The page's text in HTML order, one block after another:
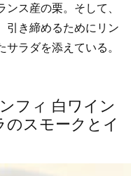
ス産の栗。そして、
引き締めるためにリン
ラダを添えている。
フィ 白ワイン
のスモークとイ